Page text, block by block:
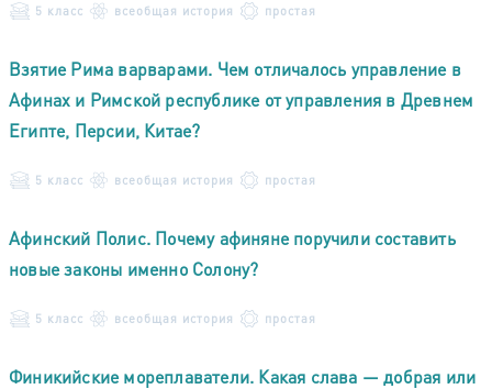
5 класс всеобщая история простая
Взятие Рима варварами. Чем отличалось управление в
Афинах и Римской республике от управления в Древнем
Египте, Персии, Китае?
5 класс всеобщая история простая
Афинский Полис. Почему афиняне поручили составить
новые законы именно Солону?
5 класс всеобщая история простая
Финикийские мореплаватели. Какая слава — добрая или